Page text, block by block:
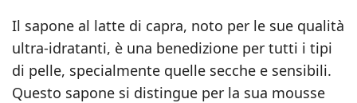
Il sapone al latte di capra, noto per le sue qualità
ultra-idratanti, è una benedizione per tutti i tipi
di pelle, specialmente quelle secche e sensibili.
Questo sapone si distingue per la sua mousse